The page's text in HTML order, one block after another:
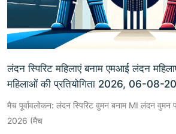
लंदन स्पिरिट महिलाएं बनाम एमआई लंदन
महिलाओं की प्रतियोगिता 2026, 06-08-
मैच पूर्वावलोकन: लंदन स्पिरिट वुमन बनाम MI लंदन वुमन
2026 (मैच